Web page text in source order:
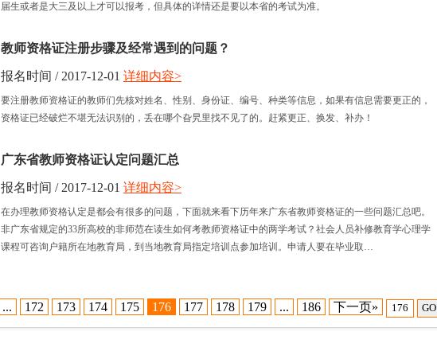
届生或者是大三及以上才可以报考，但具体的详情还是要以本省的考试为准。
教师资格证注册步骤及经常遇到的问题？
报名时间 / 2017-12-01
要注册教师资格证的教师们先核对姓名、性别、身份证、编号、种类等信息，如果有信息需要更正的，
资格证已经破烂不堪无法识别的，丢在哪个旮旯里找不见了的。赶紧更正、换发、补办！
详细内容>
广东省教师资格证认定问题汇总
报名时间 / 2017-12-01
在办理教师资格认定是都会有很多的问题，下面就来看下历年来广东省教师资格证的一些问题汇总吧。
非广东省规定的33所高校的非师范在读生如何考教师资格证中的两学考试？社会人员补修教育学心理学
课程可咨询户籍所在地教育局，到当地教育局指定培训点参加培训。申请人要在毕业取…
详细内容>
... 172 173 174 175 176 177 178 179 ... 186 下一页» GO